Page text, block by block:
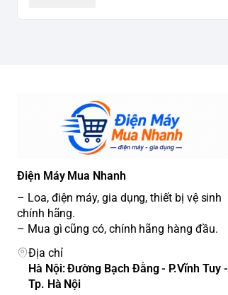
Điện Máy Mua Nhanh
– Loa, điện máy, gia dụng, thiết bị vệ sinh
chính hãng.
– Mua gì cũng có, chính hãng hàng đầu.
Địa chỉ
Hà Nội: Đường Bạch Đằng - P.Vĩnh Tuy -
Tp. Hà Nội